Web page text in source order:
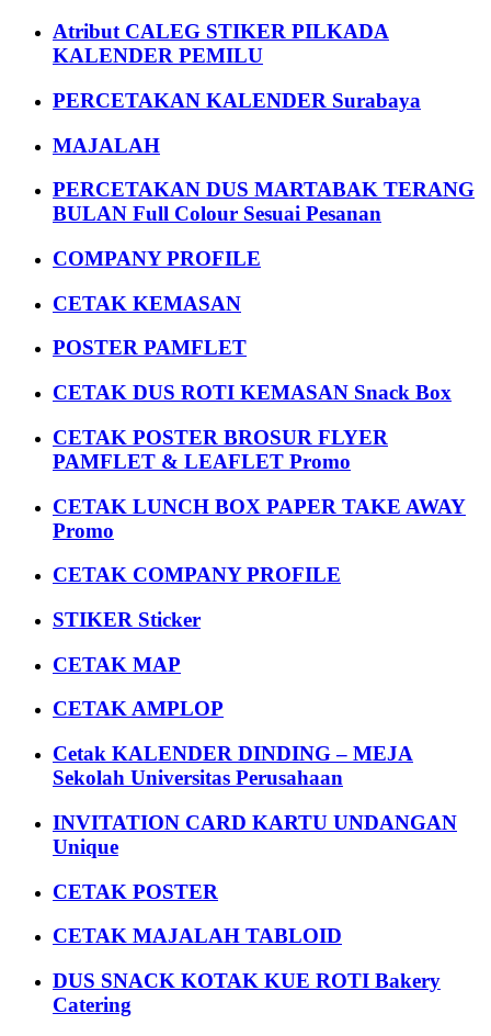
Atribut CALEG STIKER PILKADA
KALENDER PEMILU
PERCETAKAN KALENDER Surabaya
MAJALAH
PERCETAKAN DUS MARTABAK TERANG
BULAN Full Colour Sesuai Pesanan
COMPANY PROFILE
CETAK KEMASAN
POSTER PAMFLET
CETAK DUS ROTI KEMASAN Snack Box
CETAK POSTER BROSUR FLYER
PAMFLET & LEAFLET Promo
CETAK LUNCH BOX PAPER TAKE AWAY
Promo
CETAK COMPANY PROFILE
STIKER Sticker
CETAK MAP
CETAK AMPLOP
Cetak KALENDER DINDING – MEJA
Sekolah Universitas Perusahaan
INVITATION CARD KARTU UNDANGAN
Unique
CETAK POSTER
CETAK MAJALAH TABLOID
DUS SNACK KOTAK KUE ROTI Bakery
Catering